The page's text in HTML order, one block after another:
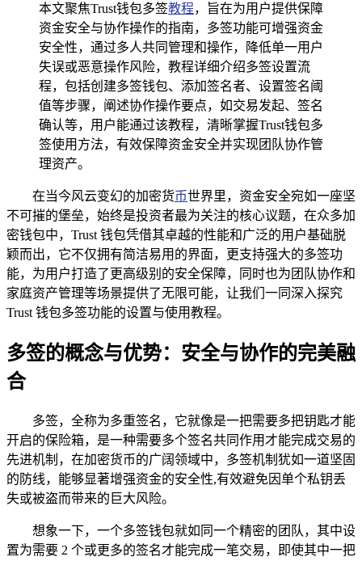
本文聚焦Trust钱包多签教程，旨在为用户提供保障
资金安全与协作操作的指南，多签功能可增强资金
安全性，通过多人共同管理和操作，降低单一用户
失误或恶意操作风险，教程详细介绍多签设置流
程，包括创建多签钱包、添加签名者、设置签名阈
值等步骤，阐述协作操作要点，如交易发起、签名
确认等，用户能通过该教程，清晰掌握Trust钱包多
签使用方法，有效保障资金安全并实现团队协作管
理资产。
在当今风云变幻的加密货币世界里，资金安全宛如一座坚
不可摧的堡垒，始终是投资者最为关注的核心议题，在众多加
密钱包中，Trust 钱包凭借其卓越的性能和广泛的用户基础脱
颖而出，它不仅拥有简洁易用的界面，更支持强大的多签功
能，为用户打造了更高级别的安全保障，同时也为团队协作和
家庭资产管理等场景提供了无限可能，让我们一同深入探究
Trust 钱包多签功能的设置与使用教程。
多签的概念与优势：安全与协作的完美融
合
多签，全称为多重签名，它就像是一把需要多把钥匙才能
开启的保险箱，是一种需要多个签名共同作用才能完成交易的
先进机制，在加密货币的广阔领域中，多签机制犹如一道坚固
的防线，能够显著增强资金的安全性,有效避免因单个私钥丢
失或被盗而带来的巨大风险。
想象一下，一个多签钱包就如同一个精密的团队，其中设
置为需要 2 个或更多的签名才能完成一笔交易，即使其中一把